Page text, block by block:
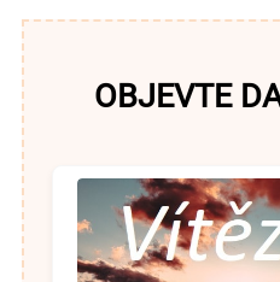
OBJEVTE